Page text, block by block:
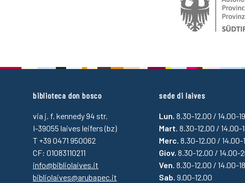
biblioteca don bosco
via j. f. kennedy 94 str.
I-39055 laives leifers (bz)
T +39 0471 950062
CF: 01083110211
info@bibliolaives.it
bibliolaives@arubapec.it
sede di laives
Lun.8.30-12.00 / 14.00-
Mart.8.30-12.00 / 14.00-
Merc. 8.30-12.00 / 14.00-
Giov.8.30-12.00 / 14.00-
Ven. 8.30-12.00 / 14.00-
Sab. 9.00-12.00